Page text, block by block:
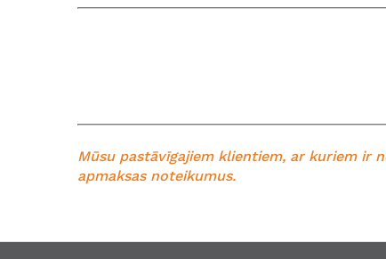
Mūsu pastāvīgajiem klientiem, ar kuriem ir
apmaksas noteikumus.